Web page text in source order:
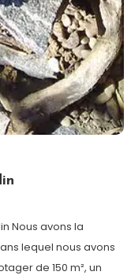
Nous avons la
lequel nous avons
de 150 m², un